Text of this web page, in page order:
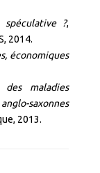
?,
2014.
économiques
maladies
saxonnes
2013.